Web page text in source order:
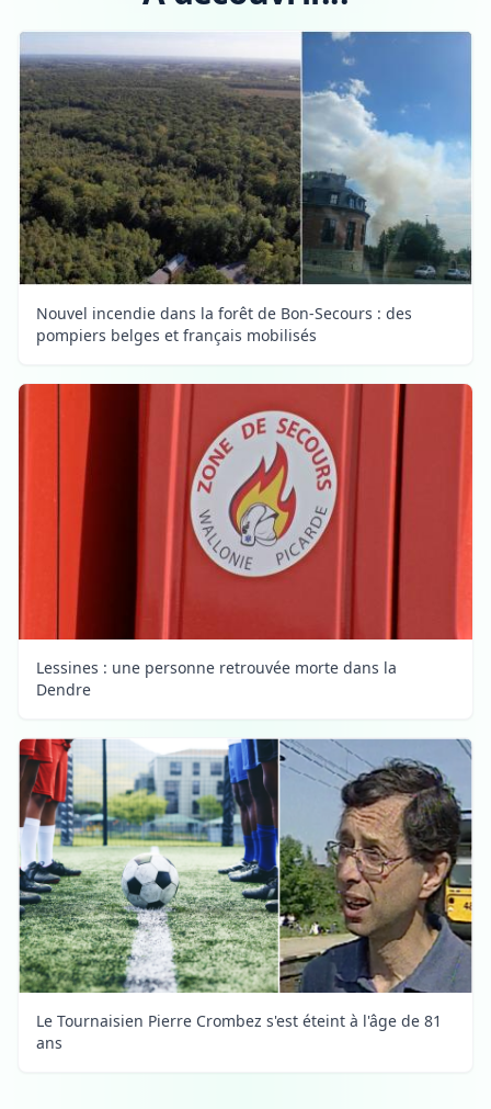
Nouvel incendie dans la forêt de Bon-Secours : des
pompiers belges et français mobilisés
Lessines : une personne retrouvée morte dans la
Dendre
Le Tournaisien Pierre Crombez s'est éteint à l'âge de 81
ans